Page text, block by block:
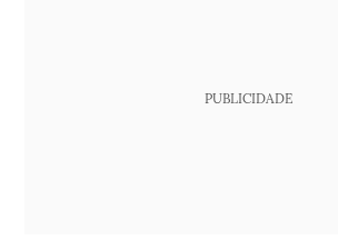
PUBLICIDADE